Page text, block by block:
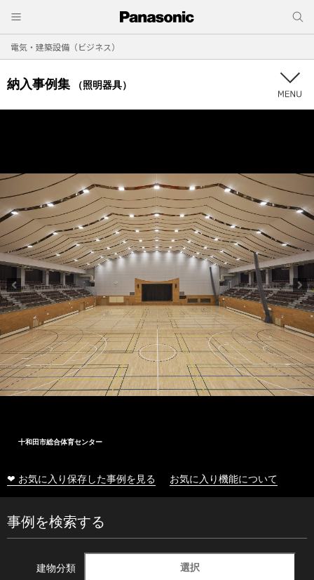
電気・建築設備（ビジネス）
納入事例集 （照明器具）
十和田市総合体育センター
❤ お気に入り保存した事例を見る お気に入り機能について
事例を検索する
建物分類 選択